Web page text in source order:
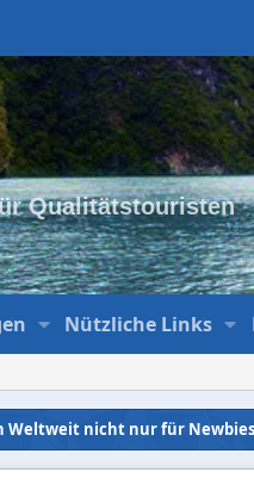
Qualitätstouristen
Nützliche Links
Weltweit nicht nur für Newbies